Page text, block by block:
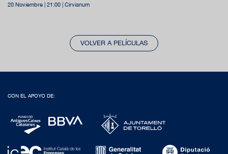
20 Noviembre | 21:00 | Cirvianum
VOLVER A PELÍCULAS
CON EL APOYO DE: